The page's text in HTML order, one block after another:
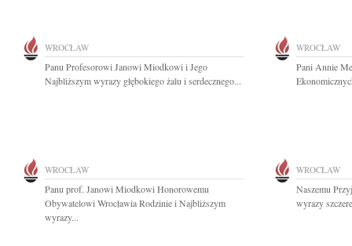
WROCŁAW
Panu Profesorowi Janowi Miodkowi i Jego
Najbliższym wyrazy głębokiego żalu i serdecznego...
WROCŁAW
Pani Annie
WROCŁAW
Panu prof. Janowi Miodkowi Honorowemu
Obywatelowi Wrocławia Rodzinie i Najbliższym
wyrazy...
WROCŁAW
Naszemu
wyrazy